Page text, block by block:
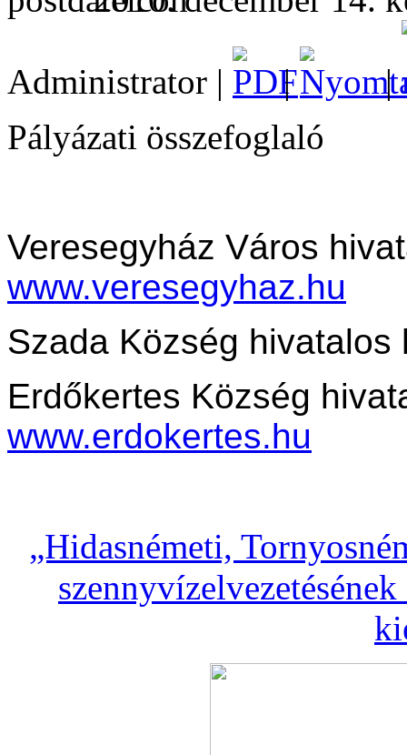
Administrator | |
|
Pályázati összefoglaló
Veresegyház Város
www.veresegyhaz.hu
Szada Község
Erdőkertes Község
www.erdokertes.hu
„Hidasnémeti,